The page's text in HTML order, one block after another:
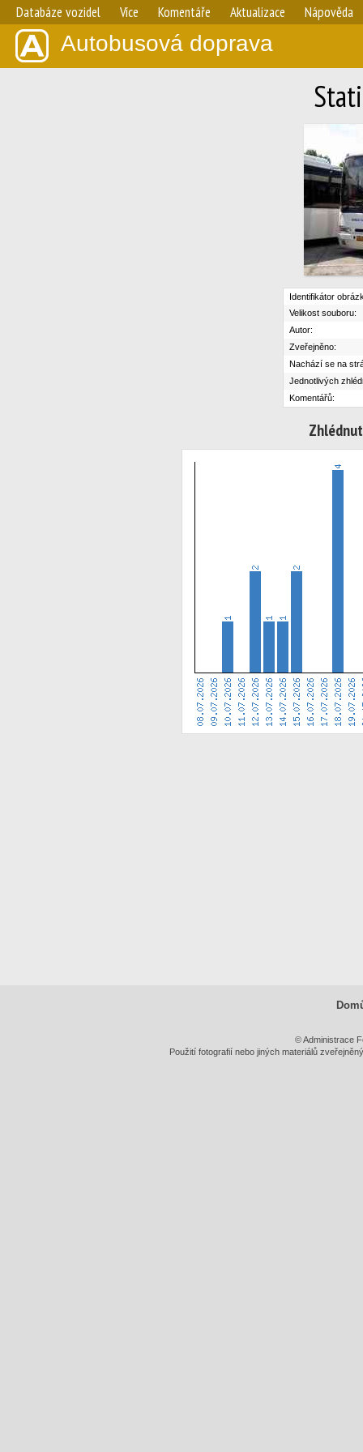
Databáze vozidel Více Komentáře Aktualizace Nápověda
Autobusová doprava
Identifikátor
Velikost souboru:
Autor:
Zveřejněno:
Nachází se na
Jednotlivých
Komentářů:
© Administrace
Použití fotografií nebo jiných materiálů